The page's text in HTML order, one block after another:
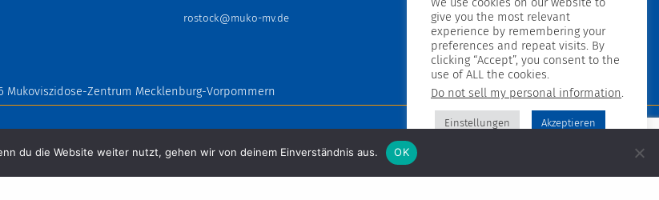
rostock@muko-mv.de schwerin@muko-mv.de
Mukoviszidose-Zentrum Mecklenburg-Vorpommern
give you the most relevant
experience by remembering your
preferences and repeat visits. By
clicking “Accept”, you consent to the
use of ALL the cookies.
Do not sell my personal information.
Einstellungen Akzeptieren
du die Website weiter nutzt, gehen wir von deinem Einverständnis aus. OK